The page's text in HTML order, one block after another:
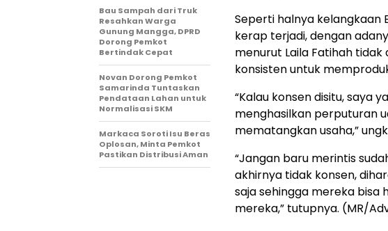
Seperti halnya kelangkaan
kerap terjadi, dengan
menurut Laila Fatihah
konsisten untuk
“Kalau konsen disitu, saya
menghasilkan perputuran
mematangkan usaha,”
“Jangan baru merintis
akhirnya tidak konsen,
saja sehingga mereka
mereka,” tutupnya. (MR/
Bau Sampah dari Truk
Resahkan Warga
Gunung Mangga, DPRD
Dorong Pemkot
Bertindak Cepat
Novan Dorong Pemkot
Samarinda Tuntaskan
Pendataan Lahan untuk
Normalisasi SKM
Markaca Soroti Isu Beras
Oplosan, Minta Pemkot
Pastikan Distribusi Aman